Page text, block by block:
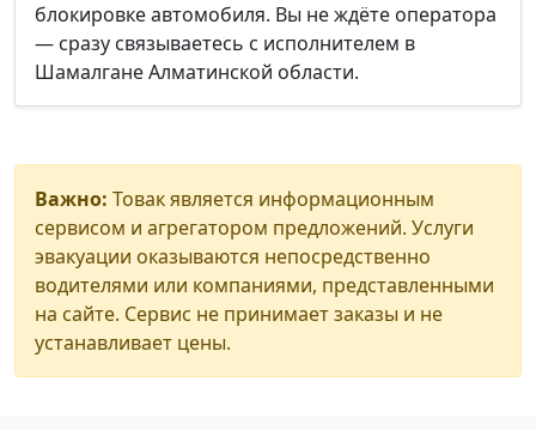
блокировке автомобиля. Вы не ждёте оператора
— сразу связываетесь с исполнителем в
Шамалгане Алматинской области.
Важно: Товак является информационным
сервисом и агрегатором предложений. Услуги
эвакуации оказываются непосредственно
водителями или компаниями, представленными
на сайте. Сервис не принимает заказы и не
устанавливает цены.